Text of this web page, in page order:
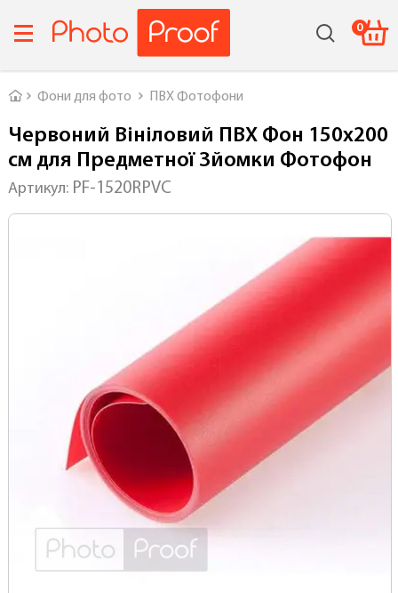
0
Головна
Фони для фото ПВХ Фотофони
Червоний Вініловий ПВХ Фон 150х200
см для Предметної Зйомки Фотофон
Артикул: PF-1520RPVC